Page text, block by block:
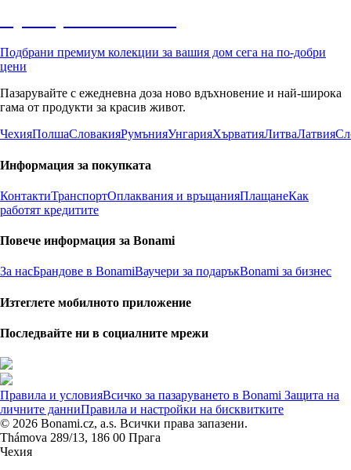
Подбрани премиум колекции за вашия дом сега на по-добри
цени
Пазарувайте с ежедневна доза ново вдъхновение и най-широка
гама от продукти за красив живот.
ЧехияПолшаСловакияРумънияУнгарияХърватияЛитваЛатвия
Информация за покупката
КонтактиТранспортОплаквания и връщанияПлащанеКак
работят кредитите
Повече информация за Bonami
За насБрандове в BonamiВаучери за подаръкBonami за бизнес
Изтеглете мобилното приложение
Последвайте ни в социалните мрежи
Правила и условияВсичко за пазаруването в Bonami Защита на
личните данниПравила и настройки на бисквитките
© 2026 Bonami.cz, a.s. Всички права запазени.
Thámova 289/13, 186 00 Прага
Чехия